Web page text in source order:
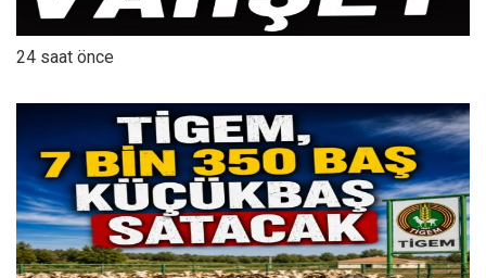
24 saat önce